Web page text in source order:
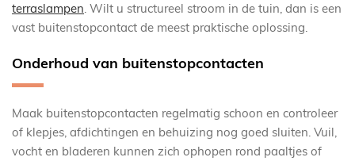
terraslampen. Wilt u structureel stroom in de tuin, dan is een
vast buitenstopcontact de meest praktische oplossing.
Onderhoud van buitenstopcontacten
Maak buitenstopcontacten regelmatig schoon en controleer
of klepjes, afdichtingen en behuizing nog goed sluiten. Vuil,
vocht en bladeren kunnen zich ophopen rond paaltjes of